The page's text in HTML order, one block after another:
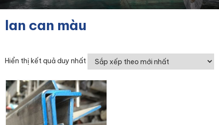
lan can màu
Hiển thị kết quả duy nhất